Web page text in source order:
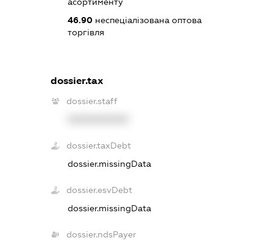
46.90 неспеціалізована оптова
торгівля
dossier.tax
dossier.staff
dossier.taxDebt
dossier.missingData
dossier.esvDebt
dossier.missingData
dossier.ndsPayer